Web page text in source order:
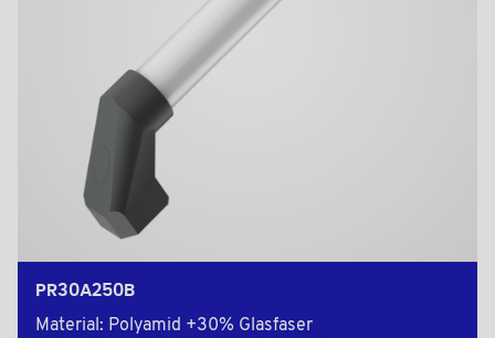
PR30A250B
Material: Polyamid +30% Glasfaser